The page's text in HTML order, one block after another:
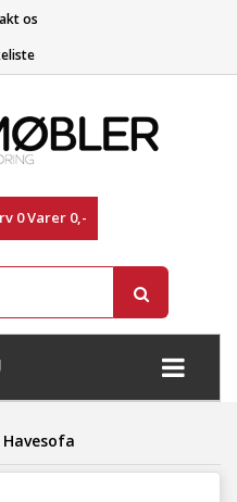
os
0Varer 0,-
+